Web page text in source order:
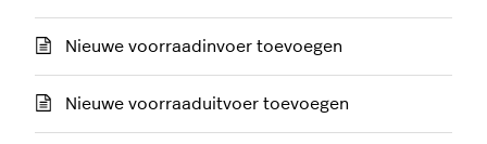
Nieuwe voorraadinvoer toevoegen
Nieuwe voorraaduitvoer toevoegen